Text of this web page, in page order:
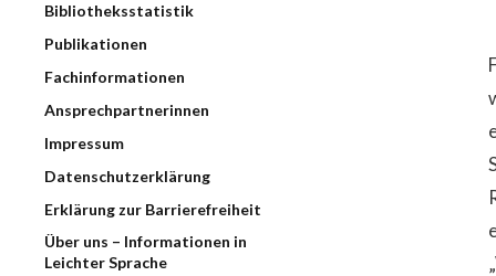
Bibliotheksstatistik
Publikationen
Fachinformationen
Ansprechpartnerinnen
Impressum
Datenschutzerklärung
Erklärung zur Barrierefreiheit
Über uns – Informationen in
Leichter Sprache